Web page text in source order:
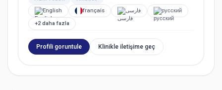
English
français فارسی
русский
+2 daha fazla
Profili goruntule Klinikle iletişime geç